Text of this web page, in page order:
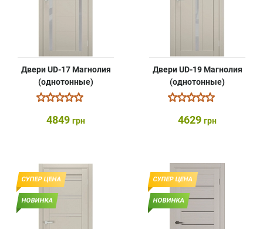
Двери UD-17 Магнолия
(однотонные)
4849 грн
Двери UD-19 Магнолия
(однотонные)
4629 грн
СУПЕР ЦЕНА
НОВИНКА
СУПЕР ЦЕНА
НОВИНКА